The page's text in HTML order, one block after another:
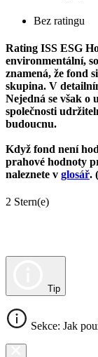
Bez ratingu
Rating ISS ESG
environmentální,
znamená, že fond
skupina. V
Nejedná se však
společnosti
budoucnu.
Když fond není
prahové hodnoty
naleznete v glosář.
2 Stern(e)
Tip
Sekce: Jak